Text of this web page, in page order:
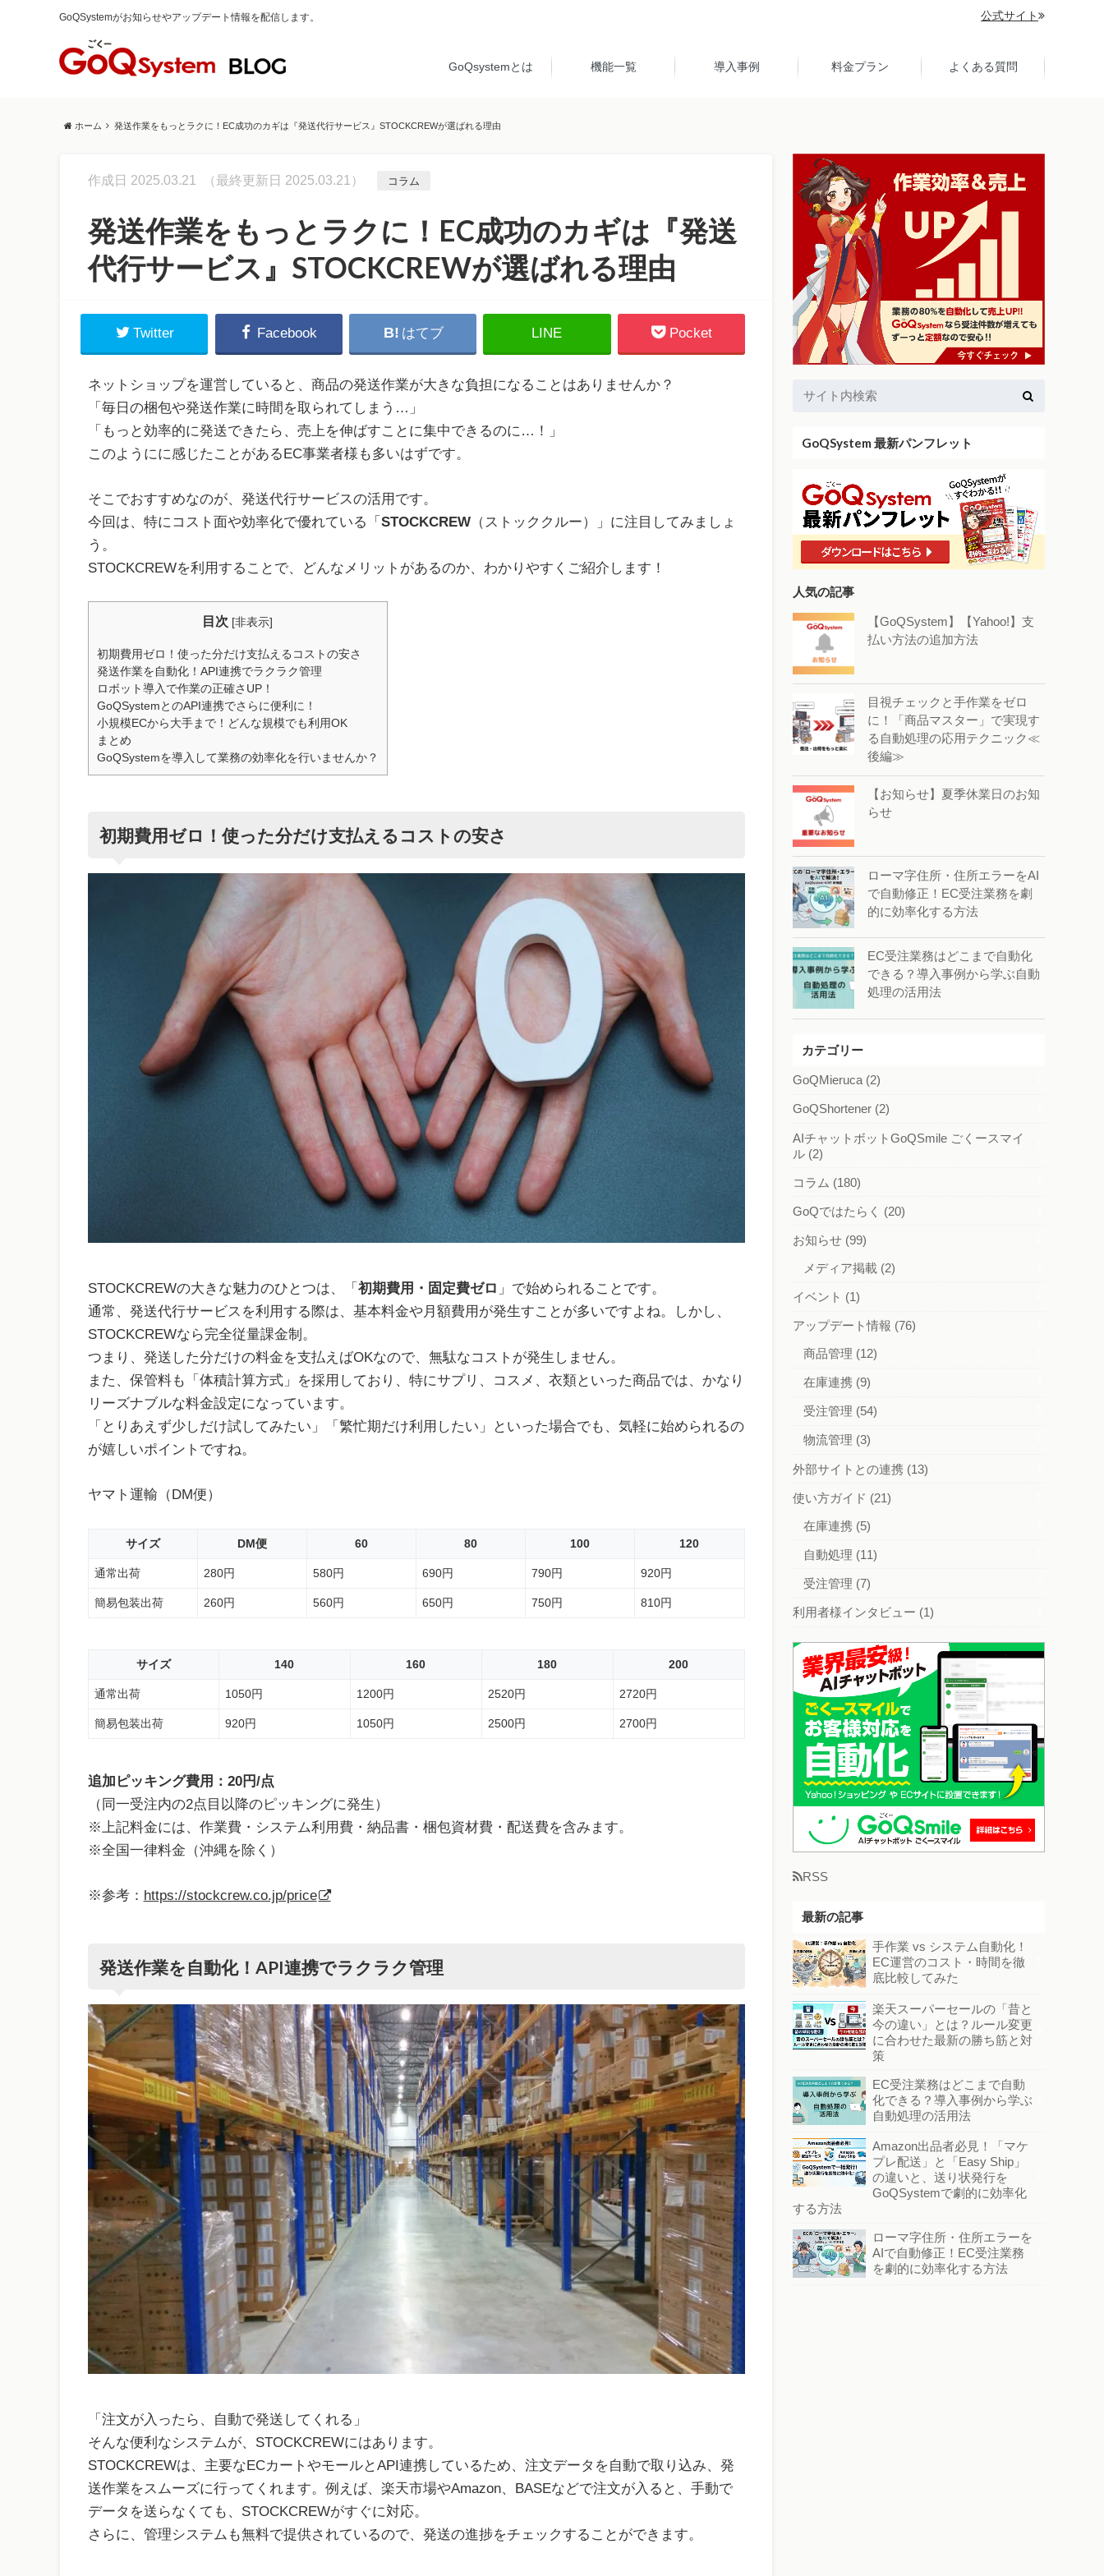
GoQSystemがお知らせやアップデート情報を配信します。 公式サイト
GoQsystemとは 機能一覧 導入事例 料金プラン よくある質問
ホーム 発送作業をもっとラクに！EC成功のカギは『発送代行サービス』STOCKCREWが選ばれる理由
作成日 2025.03.21 （最終更新日 2025.03.21） コラム
発送作業をもっとラクに！EC成功のカギは『発送
代行サービス』STOCKCREWが選ばれる理由
Twitter Facebook はてブ LINE Pocket
ネットショップを運営していると、商品の発送作業が大きな負担になることはありませんか？
「毎日の梱包や発送作業に時間を取られてしまう…」
「もっと効率的に発送できたら、売上を伸ばすことに集中できるのに…！」
このようにに感じたことがあるEC事業者様も多いはずです。
そこでおすすめなのが、発送代行サービスの活用です。
今回は、特にコスト面や効率化で優れている「 STOCKCREW（ストッククルー）」に注目してみましょ
う。
STOCKCREWを利用することで、どんなメリットがあるのか、わかりやすくご紹介します！
目次 [非表示]
初期費用ゼロ！使った分だけ支払えるコストの安さ
発送作業を自動化！API連携でラクラク管理
ロボット導入で作業の正確さUP！
GoQSystemとのAPI連携でさらに便利に！
小規模ECから大手まで！どんな規模でも利用OK
まとめ
GoQSystemを導入して業務の効率化を行いませんか？
初期費用ゼロ！使った分だけ支払えるコストの安さ
STOCKCREWの大きな魅力のひとつは、「 初期費用・固定費ゼロ 」で始められることです。
通常、発送代行サービスを利用する際は、基本料金や月額費用が発生すことが多いですよね。しかし、
STOCKCREWなら完全従量課金制。
つまり、発送した分だけの料金を支払えばOKなので、無駄なコストが発生しません。
また、保管料も「体積計算方式」を採用しており、特にサプリ、コスメ、衣類といった商品では、かなり
リーズナブルな料金設定になっています。
「とりあえず少しだけ試してみたい」「繁忙期だけ利用したい」といった場合でも、気軽に始められるの
が嬉しいポイントですね。
ヤマト運輸（DM便）
サイズ DM便 60 80 100 120
通常出荷 280円 580円 690円 790円 920円
簡易包装出荷 260円 560円 650円 750円 810円
サイズ 140 160 180 200
通常出荷 1050円 1200円 2520円 2720円
簡易包装出荷 920円 1050円 2500円 2700円
追加ピッキング費用：20円/点
（同一受注内の2点目以降のピッキングに発生）
※上記料金には、作業費・システム利用費・納品書・梱包資材費・配送費を含みます。
※全国一律料金（沖縄を除く）
※参考： https://stockcrew.co.jp/price
発送作業を自動化！API連携でラクラク管理
「注文が入ったら、自動で発送してくれる」
そんな便利なシステムが、STOCKCREWにはあります。
STOCKCREWは、主要なECカートやモールとAPI連携しているため、注文データを自動で取り込み、発
送作業をスムーズに行ってくれます。例えば、楽天市場やAmazon、BASEなどで注文が入ると、手動で
データを送らなくても、STOCKCREWがすぐに対応。
さらに、管理システムも無料で提供されているので、発送の進捗をチェックすることができます。
GoQSystem 最新パンフレット
人気の記事
【GoQSystem】【Yahoo!】支
払い方法の追加方法
目視チェックと手作業をゼロ
に！「商品マスター」で実現す
る自動処理の応用テクニック≪
後編≫
【お知らせ】夏季休業日のお知
らせ
ローマ字住所・住所エラーをAI
で自動修正！EC受注業務を劇
的に効率化する方法
EC受注業務はどこまで自動化
できる？導入事例から学ぶ自動
処理の活用法
カテゴリー
GoQMieruca (2)
GoQShortener (2)
AIチャットボットGoQSmile ごくースマイ
ル (2)
コラム (180)
GoQではたらく (20)
お知らせ (99)
メディア掲載 (2)
イベント (1)
アップデート情報 (76)
商品管理 (12)
在庫連携 (9)
受注管理 (54)
物流管理 (3)
外部サイトとの連携 (13)
使い方ガイド (21)
在庫連携 (5)
自動処理 (11)
受注管理 (7)
利用者様インタビュー (1)
RSS
最新の記事
手作業 vs システム自動化！
EC運営のコスト・時間を徹
底比較してみた
楽天スーパーセールの「昔と
今の違い」とは？ルール変更
に合わせた最新の勝ち筋と対
策
EC受注業務はどこまで自動
化できる？導入事例から学ぶ
自動処理の活用法
Amazon出品者必見！「マケ
プレ配送」と「Easy Ship」
の違いと、送り状発行を
GoQSystemで劇的に効率化
する方法
ローマ字住所・住所エラーを
AIで自動修正！EC受注業務
を劇的に効率化する方法